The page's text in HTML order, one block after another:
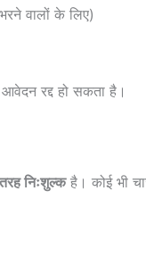
वालों के लिए)
रद्द हो सकता है।
निःशुल्कहै। कोई भी